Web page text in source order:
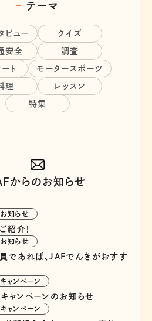
テーマ
ビュー クイズ
安全 調査
ト モータースポーツ
理 レッスン
特集
からのお知らせ
お知らせ
紹介！
お知らせ
であれば、JAFでんきがおすす
キャンペーン
ャンペーンのお知らせ
キャンペーン